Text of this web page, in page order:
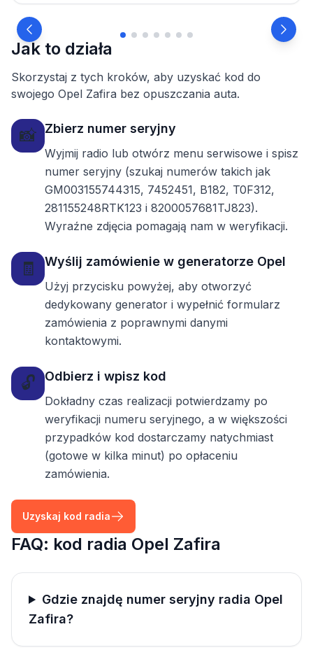
Jak to działa
Skorzystaj z tych kroków, aby uzyskać kod do
swojego Opel Zafira bez opuszczania auta.
📸 Zbierz numer seryjny
Wyjmij radio lub otwórz menu serwisowe i spisz
numer seryjny (szukaj numerów takich jak
GM003155744315, 7452451, B182, T0F312,
281155248RTK123 i 8200057681TJ823).
Wyraźne zdjęcia pomagają nam w weryfikacji.
🧾 Wyślij zamówienie w generatorze Opel
Użyj przycisku powyżej, aby otworzyć
dedykowany generator i wypełnić formularz
zamówienia z poprawnymi danymi
kontaktowymi.
🔓 Odbierz i wpisz kod
Dokładny czas realizacji potwierdzamy po
weryfikacji numeru seryjnego, a w większości
przypadków kod dostarczamy natychmiast
(gotowe w kilka minut) po opłaceniu
zamówienia.
Uzyskaj kod radia
FAQ: kod radia Opel Zafira
Gdzie znajdę numer seryjny radia Opel
Zafira?